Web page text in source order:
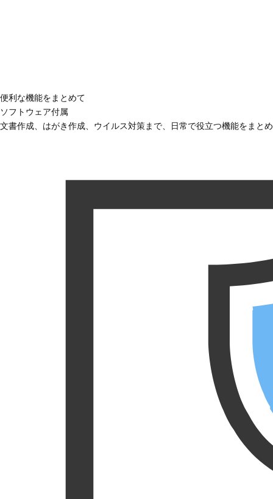
便利な機能をまとめて
ソフトウェア付属
文書作成、はがき作成、ウイルス対策まで、日常で役立つ機能をまと